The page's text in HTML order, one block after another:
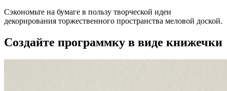
Сэкономьте на бумаге в пользу творческой идеи
декорирования торжественного пространства меловой доской.
Создайте программку в виде книжечки